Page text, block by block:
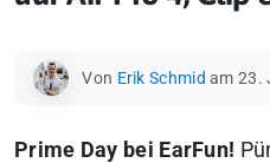
Von Erik Schmid am 23.
Prime Day bei EarFun!